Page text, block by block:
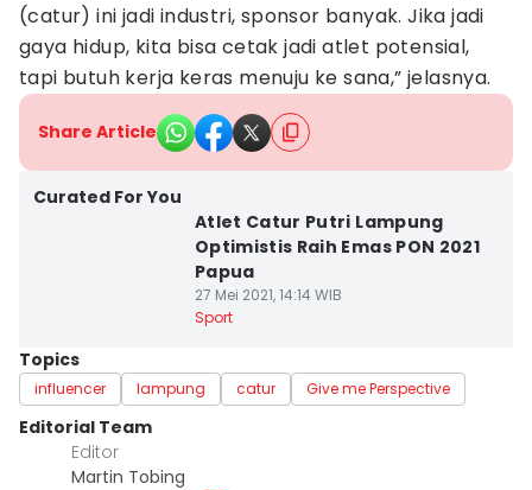
(catur) ini jadi industri, sponsor banyak. Jika jadi
gaya hidup, kita bisa cetak jadi atlet potensial,
tapi butuh kerja keras menuju ke sana,” jelasnya.
Share Article
Curated For You
Atlet Catur Putri Lampung
Optimistis Raih Emas PON 2021
Papua
27 Mei 2021, 14:14 WIB
Sport
Topics
influencer lampung catur Give me Perspective
Editorial Team
Editor
Martin Tobing